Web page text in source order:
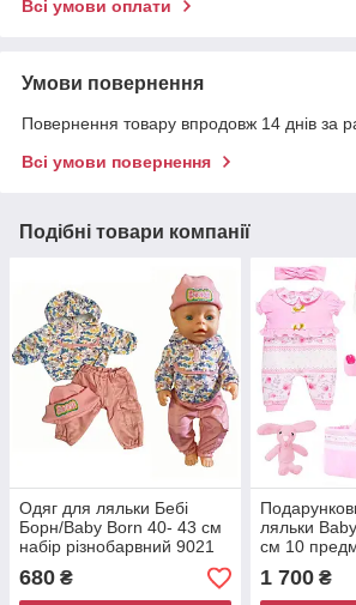
Всі умови оплати
Умови повернення
Повернення товару впродовж 14 днів за
Всі умови повернення
Подібні товари компанії
Одяг для ляльки Бебі
Борн/Baby Born 40- 43 см
набір різнобарвний 9021
680 ₴
ляльки
см 10
Переноска
Аксесуари
1 700₴